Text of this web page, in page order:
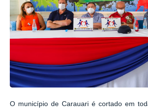
O município de Carauari é cortado em